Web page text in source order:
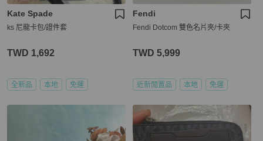
Kate Spade
ks 尼龍卡包/證件套
TWD 1,692
全新品 本地 免運
Fendi
Fendi Dotcom 雙色名片夾/卡夾
TWD 5,999
近新閒置品 本地 免運